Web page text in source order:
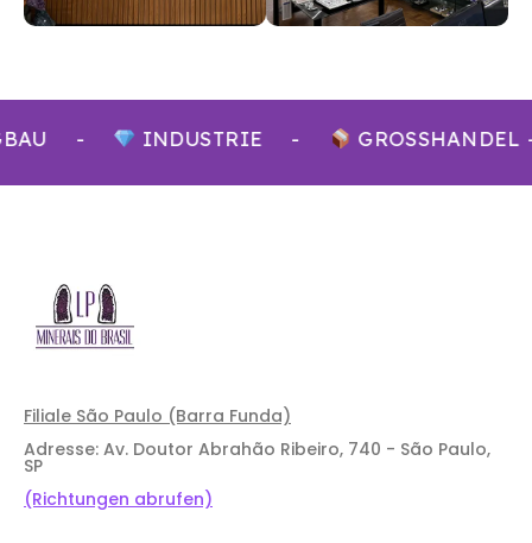
- INDUSTRIE - GROSSHANDEL
Filiale São Paulo (Barra Funda)
Adresse: Av. Doutor Abrahão Ribeiro, 740 - São Paulo,
SP
(Richtungen abrufen)